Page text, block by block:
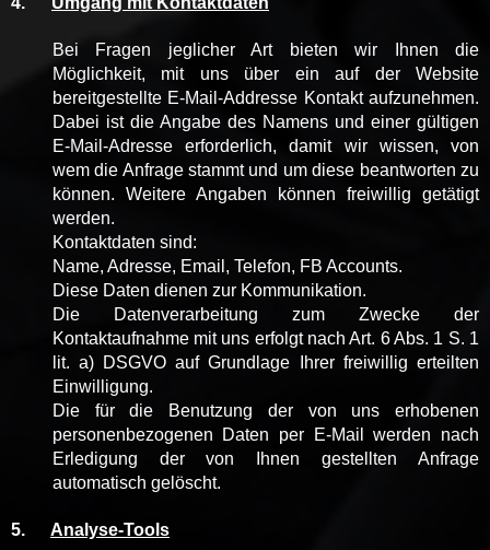
Bei Fragen jeglicher Art bieten wir Ihnen die
Möglichkeit, mit uns über ein auf der Website
bereitgestellte E-Mail-Addresse Kontakt aufzunehmen.
Dabei ist die Angabe des Namens und einer gültigen
E-Mail-Adresse erforderlich, damit wir wissen, von
wem die Anfrage stammt und um diese beantworten zu
können. Weitere Angaben können freiwillig getätigt
werden.
Kontaktdaten sind:
Name, Adresse, Email, Telefon, FB Accounts.
Diese Daten dienen zur Kommunikation.
Die Datenverarbeitung zum Zwecke der
Kontaktaufnahme mit uns erfolgt nach Art. 6 Abs. 1 S. 1
lit. a) DSGVO auf Grundlage Ihrer freiwillig erteilten
Einwilligung.
Die für die Benutzung der von uns erhobenen
personenbezogenen Daten per E-Mail werden nach
Erledigung der von Ihnen gestellten Anfrage
automatisch gelöscht.
5. Analyse-Tools